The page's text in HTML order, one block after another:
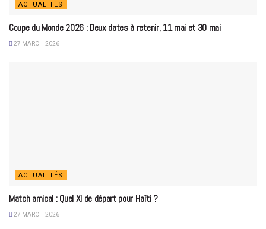
ACTUALITÉS
Coupe du Monde 2026 : Deux dates à retenir, 11 mai et 30 mai
27 MARCH 2026
ACTUALITÉS
Match amical : Quel XI de départ pour Haïti ?
27 MARCH 2026